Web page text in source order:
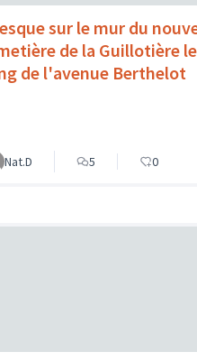
sur le mur du
de la Guillotière le
de l'avenue Berthelot
Nat.D 5 0